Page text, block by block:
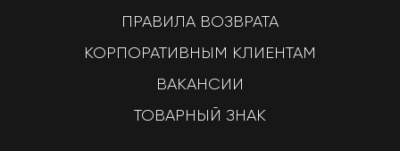
ПРАВИЛА ВОЗВРАТА
КОРПОРАТИВНЫМ КЛИЕНТАМ
ВАКАНСИИ
ТОВАРНЫЙ ЗНАК